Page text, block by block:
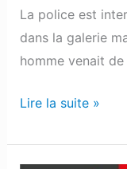
La police est
dans la galerie
homme venait
Lire la suite »